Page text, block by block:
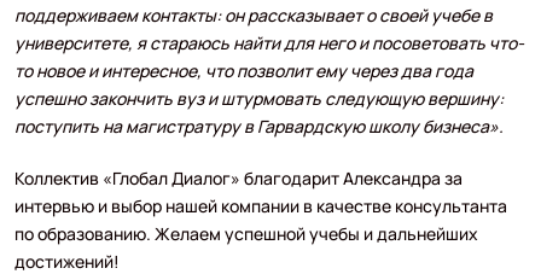
поддерживаем контакты: он рассказывает о своей учебе в
университете, я стараюсь найти для него и посоветовать что-
то новое и интересное, что позволит ему через два года
успешно закончить вуз и штурмовать следующую вершину:
поступить на магистратуру в Гарвардскую школу бизнеса».
Коллектив «Глобал Диалог» благодарит Александра за
интервью и выбор нашей компании в качестве консультанта
по образованию. Желаем успешной учебы и дальнейших
достижений!